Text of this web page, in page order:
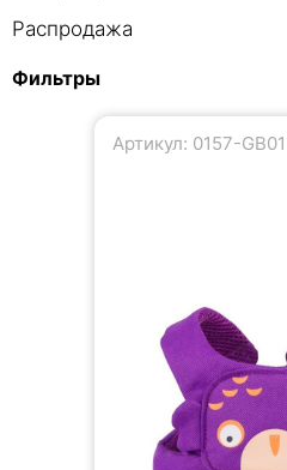
Распродажа
Фильтры
Артикул: 0157-GB01